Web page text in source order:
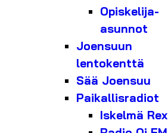
Opiskelija-
asunnot
Joensuun
lentokenttä
Sää Joensuu
Paikallisradiot
Iskelmä Rex